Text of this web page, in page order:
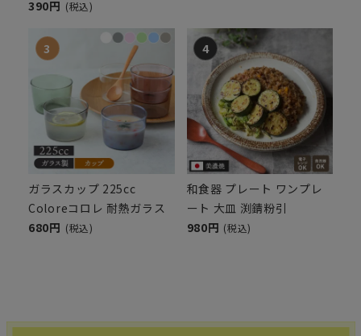
390円 (税込)
ガラスカップ 225cc
Coloreコロレ 耐熱ガラス
680円 (税込)
和食器 プレート ワンプレ
ート 大皿 渕錆粉引
980円 (税込)